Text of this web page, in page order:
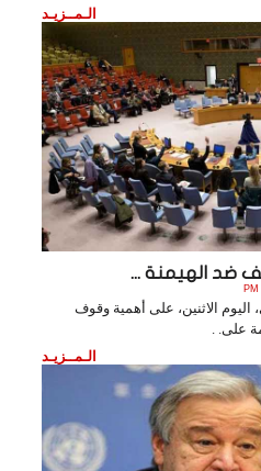
الـمــزيـد
ضد الهيمنة ...
اليوم الاثنين، على أهمية وقوف
على. .
الـمــزيـد